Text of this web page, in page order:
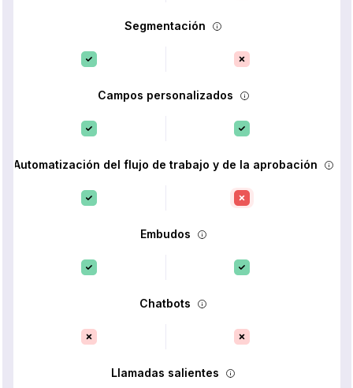
Segmentación
Campos personalizados
Automatización del flujo de trabajo y de la aprobación
Embudos
Chatbots
Llamadas salientes